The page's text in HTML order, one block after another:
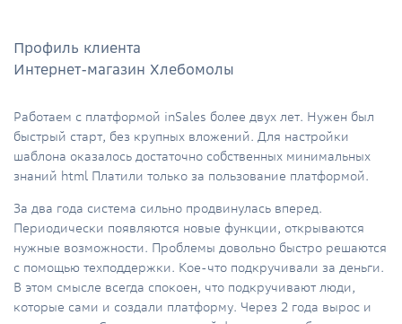
Профиль клиента
Интернет-магазин Хлебомолы
Работаем с платформой inSales более двух лет. Нужен был
быстрый старт, без крупных вложений. Для настройки
шаблона оказалось достаточно собственных минимальных
знаний html Платили только за пользование платформой.
За два года система сильно продвинулась вперед.
Периодически появляются новые функции, открываются
нужные возможности. Проблемы довольно быстро решаются
с помощью техподдержки. Кое-что подкручивали за деньги.
В этом смысле всегда спокоен, что подкручивают люди,
которые сами и создали платформу. Через 2 года вырос и